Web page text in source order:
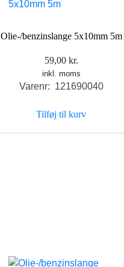
Olie-/benzinslange 5x10mm 5m
59,00 kr.
inkl. moms
Varenr: 121690040
Tilføj til kurv